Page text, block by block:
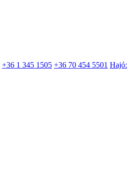
+36 1 345 1505 +36 70 454 5501 Hajó: